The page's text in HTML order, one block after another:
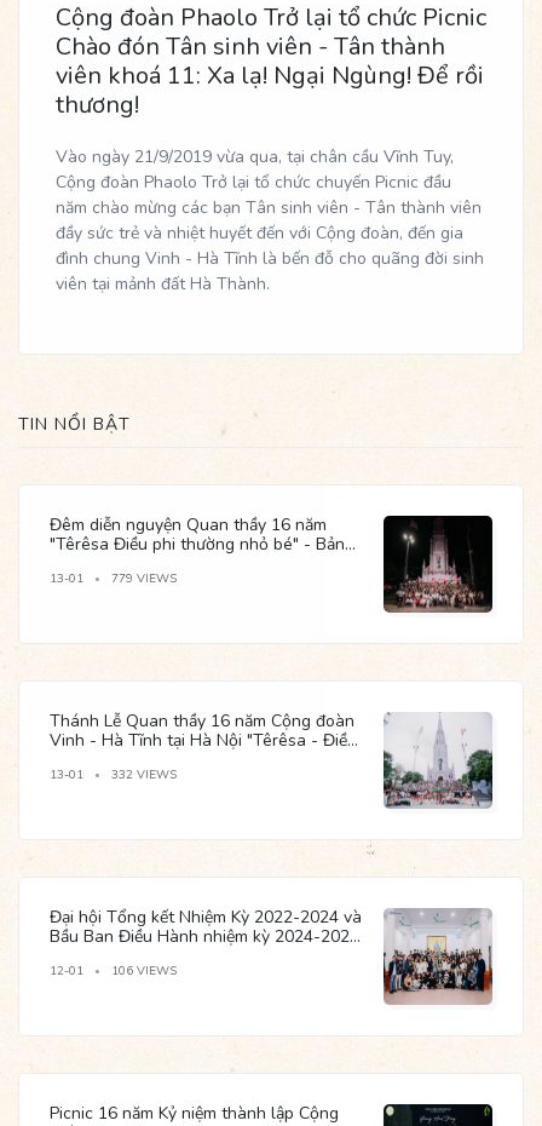
Cộng đoàn Phaolo Trở lại tổ chức Picnic
Chào đón Tân sinh viên - Tân thành
viên khoá 11: Xa lạ! Ngại Ngùng! Để rồi
thương!
Vào ngày 21/9/2019 vừa qua, tại chân cầu Vĩnh Tuy,
Cộng đoàn Phaolo Trở lại tổ chức chuyến Picnic đầu
năm chào mừng các bạn Tân sinh viên - Tân thành viên
đầy sức trẻ và nhiệt huyết đến với Cộng đoàn, đến gia
đình chung Vinh - Hà Tĩnh là bến đỗ cho quãng đời sinh
viên tại mảnh đất Hà Thành.
TIN NỔI BẬT
Đêm diễn nguyện Quan thầy 16 năm
"Têrêsa Điều phi thường nhỏ bé" - Bản
13-01 779 VIEWS
Thánh Lễ Quan thầy 16 năm Cộng đoàn
Vinh - Hà Tĩnh tại Hà Nội "Têrêsa - Điều
13-01 332 VIEWS
Đại hội Tổng kết Nhiệm Kỳ 2022-2024 và
Bầu Ban Điều Hành nhiệm kỳ 2024-2026
12-01 106 VIEWS
Picnic 16 năm Kỷ niệm thành lập Cộng